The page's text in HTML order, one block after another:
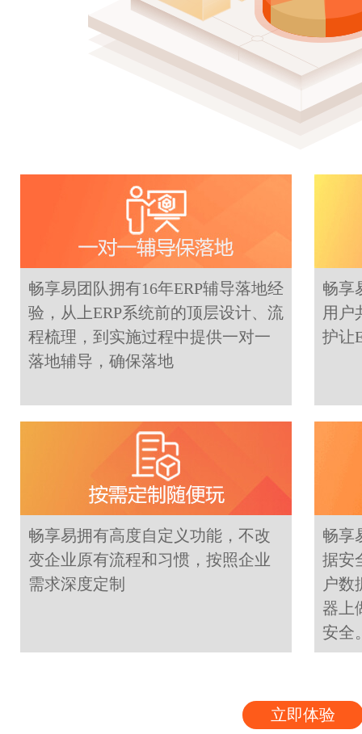
畅享易团队拥有16年ERP辅导落地经
验，从上ERP系统前的顶层设计、流
程梳理，到实施过程中提供一对一
落地辅导，确保落地
畅享
用户
护让
畅享易拥有高度自定义功能，不改
变企业原有流程和习惯，按照企业
需求深度定制
畅享
据安
户数
器上
安全
立即体验